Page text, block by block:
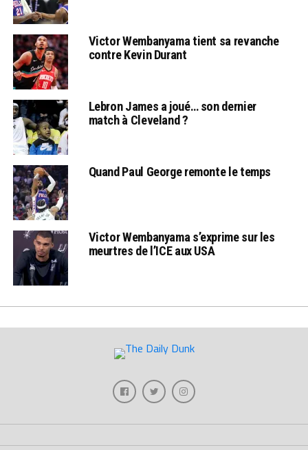
Victor Wembanyama tient sa revanche
contre Kevin Durant
Lebron James a joué… son dernier
match à Cleveland ?
Quand Paul George remonte le temps
Victor Wembanyama s’exprime sur les
meurtres de l’ICE aux USA